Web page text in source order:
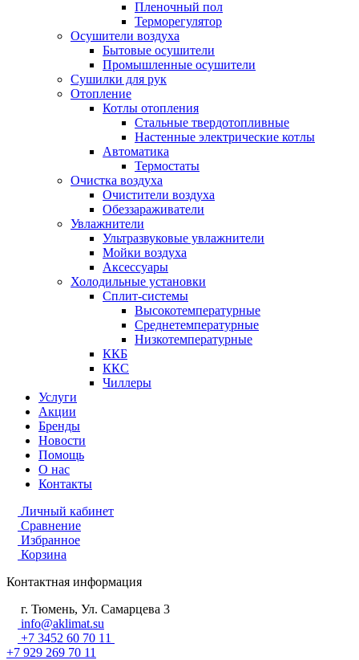
Пленочный пол
Терморегулятор
Осушители воздуха
Бытовые осушители
Промышленные осушители
Сушилки для рук
Отопление
Котлы отопления
Стальные твердотопливные
Настенные электрические котлы
Автоматика
Термостаты
Очистка воздуха
Очистители воздуха
Обеззараживатели
Увлажнители
Ультразвуковые увлажнители
Мойки воздуха
Аксессуары
Холодильные установки
Сплит-системы
Высокотемпературные
Среднетемпературные
Низкотемпературные
ККБ
ККС
Чиллеры
Услуги
Акции
Бренды
Новости
Помощь
О нас
Контакты
Личный кабинет
Сравнение
Избранное
Корзина
Контактная информация
г. Тюмень, Ул. Самарцева 3
info@aklimat.su
+7 3452 60 70 11
+7 929 269 70 11